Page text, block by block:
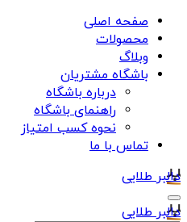
صفحه اصلی
محصولات
وبلاگ
باشگاه مشتریان
درباره باشگاه
راهنمای باشگاه
نحوه کسب امتیاز
تماس با ما
دالبر طلایی
دالبر طلایی